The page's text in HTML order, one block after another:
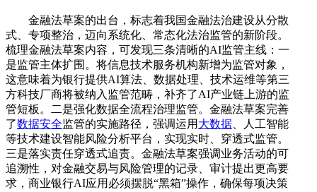
金融法草案的出台，标志着我国金融法治建设从分散
式、专项整治，迈向系统化、常态化法治监管的新阶段。
梳理金融法草案内容，可发现三条清晰的AI监管主线：一
是监管主体扩围。将信息技术服务机构新增为监管对象，
这意味着为银行提供AI算法、数据处理、技术运维等第三
方科技厂商将被纳入监管范畴，补齐了AI产业链上游的监
管短板。二是强化数据全流程治理监管。金融法草案完善
了数据安全监管的实施路径，强调运用 大数据 、人工智能
等技术建设智能风险分析平台，实现实时、穿透式监管。
三是落实责任穿透式追责。金融法草案强调业务活动的可
追溯性，对金融交易与风险管理的记录、审计提出更高要
求，商业银行AI应用必须摆脱“黑箱”操作，确保每项决策